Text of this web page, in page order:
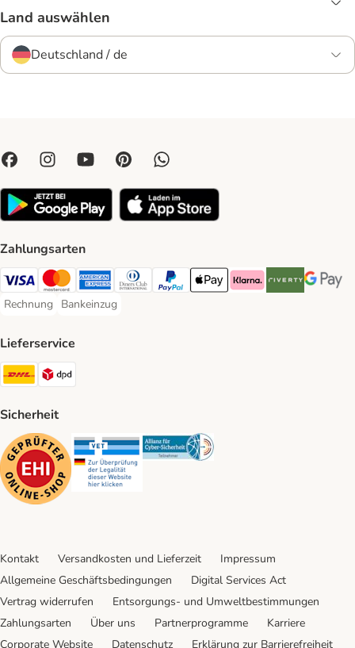
Land auswählen
Deutschland / de
Zahlungsarten
Visa Payment Method
Mastercard Payment Method
American Express Payment Method
Diners Club Payment Method
PayPal Payment Method
Apple Pay Payment Method
Klarna Payment Method
Riverty Payment
Google
Rechnung
Rechnung Payment Method
Bankeinzug
Bankeinzug Payment Method
Lieferservice
DHL Shipping Method
Sicherheit
Security Security Security
Kontakt Versandkosten und Lieferzeit
Impressum
Allgemeine Geschäftsbedingungen
Digital Services Act
Vertrag widerrufen
Entsorgungs- und Umweltbestimmungen
Zahlungsarten
Über uns Partnerprogramme
Karriere
Corporate Website
Datenschutz Erklärung zur Barrierefreiheit